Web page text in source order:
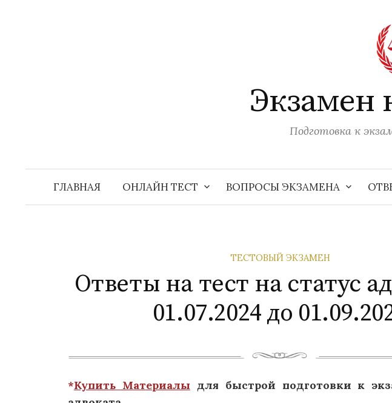
Экзамен
Подготовка к
ГЛАВНАЯ ОНЛАЙН ТЕСТ ВОПРОСЫ ЭКЗАМЕНА
ТЕСТОВЫЙ ЭКЗАМЕН
Ответы на тест на статус
01.07.2024 до
*Купить Материалы для быстрой подготовки к